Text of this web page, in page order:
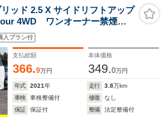
ッド 2.5 X サイドリフトアップ
4WD ワンオーナー禁煙
動ドア フラクセンファブ
レイオーディオ バックカメ
・CD/DVDデッキ ドラレコ
入プラン付
支払総額
366.9万円
本体価格
349.0万円
年式 2021年 走行 3.8万km
車検
車検整備付 修復
なし
保証
保証付 整備
法定整備付